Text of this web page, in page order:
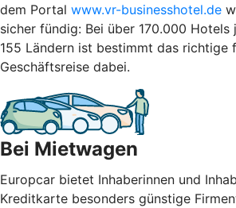
dem Portal www.vr-businesshotel.de
sicher fündig: Bei über 170.000 Hotels
155 Ländern ist bestimmt das richtige
Geschäftsreise dabei.
Bei Mietwagen
Europcar bietet Inhaberinnen und
Kreditkarte besonders günstige